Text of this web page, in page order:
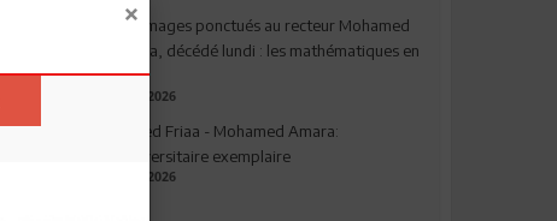
Hommages ponctués au recteur Mohamed
Amara, décédé lundi : les mathématiques en
deuil
03.08.2026
Ahmed Friaa - Mohamed Amara:
l’Universitaire exemplaire
04.08.2026